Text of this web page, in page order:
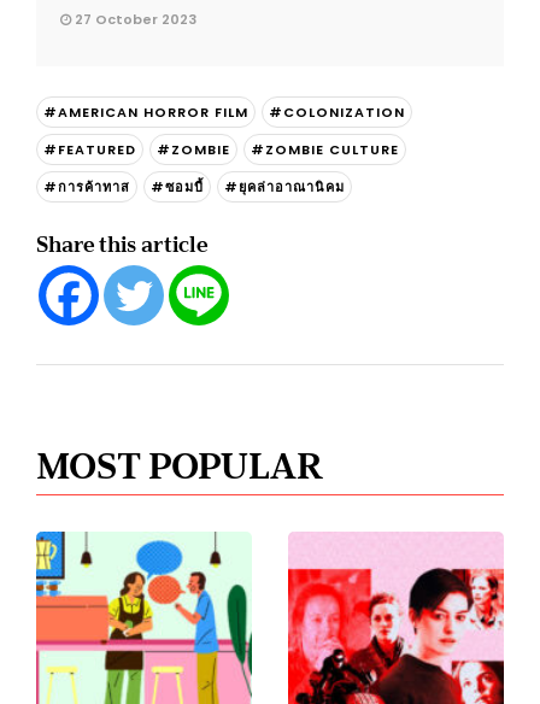
27 October 2023
#AMERICAN HORROR FILM
#COLONIZATION
#FEATURED
#ZOMBIE
#ZOMBIE CULTURE
#การค้าทาส
#ซอมบี้ #ยุคล่าอาณานิคม
Share this article
MOST POPULAR